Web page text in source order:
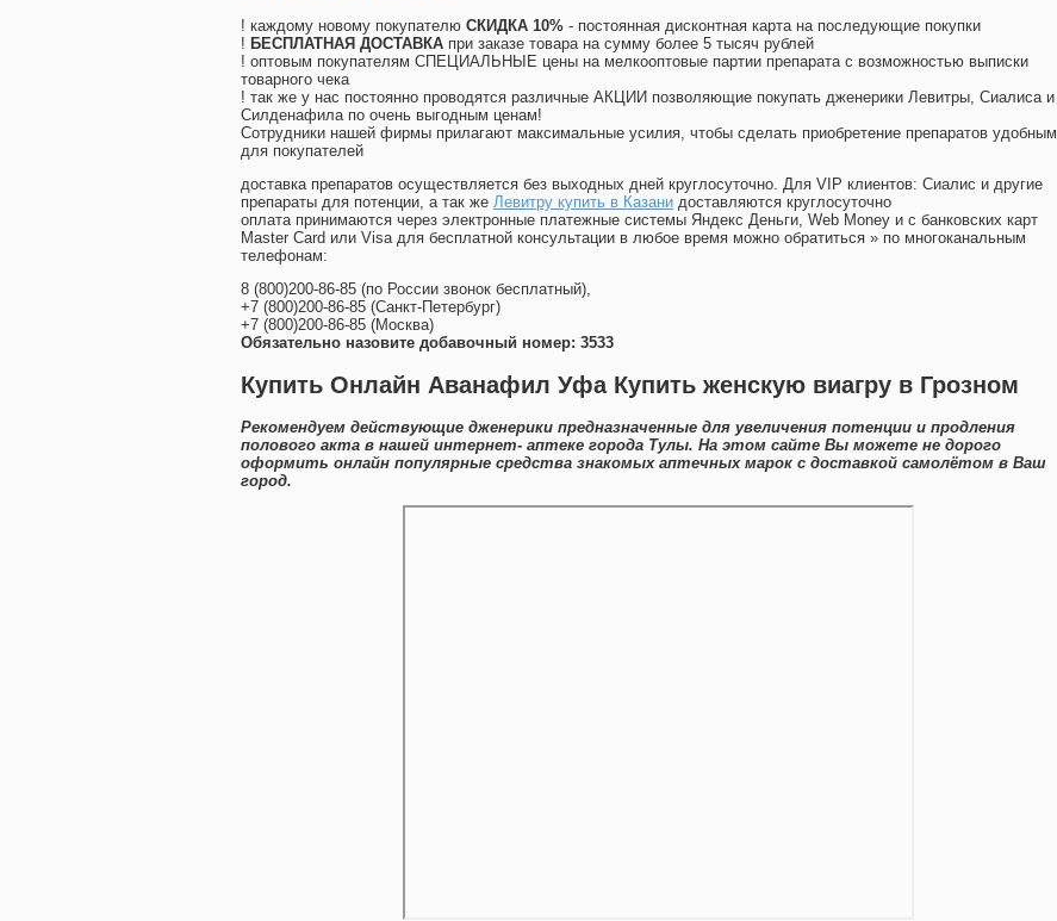
! каждому новому покупателю СКИДКА 10% - постоянная дисконтная карта на последующие покупки
! БЕСПЛАТНАЯ ДОСТАВКА при заказе товара на сумму более 5 тысяч рублей
! оптовым покупателям СПЕЦИАЛЬНЫЕ цены на мелкооптовые партии препарата с возможностью выписки
товарного чека
! так же у нас постоянно проводятся различные АКЦИИ позволяющие покупать дженерики Левитры, Сиалиса и
Силденафила по очень выгодным ценам!
Cотрудники нашей фирмы прилагают максимальные усилия, чтобы сделать приобретение препаратов удобным
для покупателей
доставка препаратов осуществляется без выходных дней круглосуточно. Для VIP клиентов: Сиалис и другие
препараты для потенции, а так же Левитру купить в Казани доставляются круглосуточно
оплата принимаются через электронные платежные системы Яндекс Деньги, Web Money и с банковских карт
Master Card или Visa для бесплатной консультации в любое время можно обратиться » по многоканальным
телефонам:
8 (800)200-86-85 (по России звонок бесплатный),
+7 (800)200-86-85 (Санкт-Петербург)
+7 (800)200-86-85 (Москва)
Обязательно назовите добавочный номер: 3533
Купить Онлайн Аванафил Уфа Купить женскую виагру в Грозном
Рекомендуем действующие дженерики предназначенные для увеличения потенции и продления
полового акта в нашей интернет- аптеке города Тулы. На этом сайте Вы можете не дорого
оформить онлайн популярные средства знакомых аптечных марок с доставкой самолётом в Ваш
город.